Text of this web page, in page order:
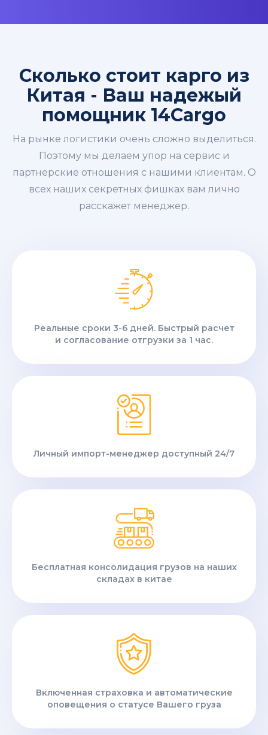
Сколько стоит карго из
Китая - Ваш надежый
помощник 14Cargo
На рынке логистики очень сложно выделиться.
Поэтому мы делаем упор на сервис и
партнерские отношения с нашими клиентам. О
всех наших секретных фишках вам лично
расскажет менеджер.
Реальные сроки 3-6 дней. Быстрый расчет
и согласование отгрузки за 1 час.
Личный импорт-менеджер доступный 24/7
Бесплатная консолидация грузов на наших
складах в китае
Включенная страховка и автоматические
оповещения о статусе Вашего груза